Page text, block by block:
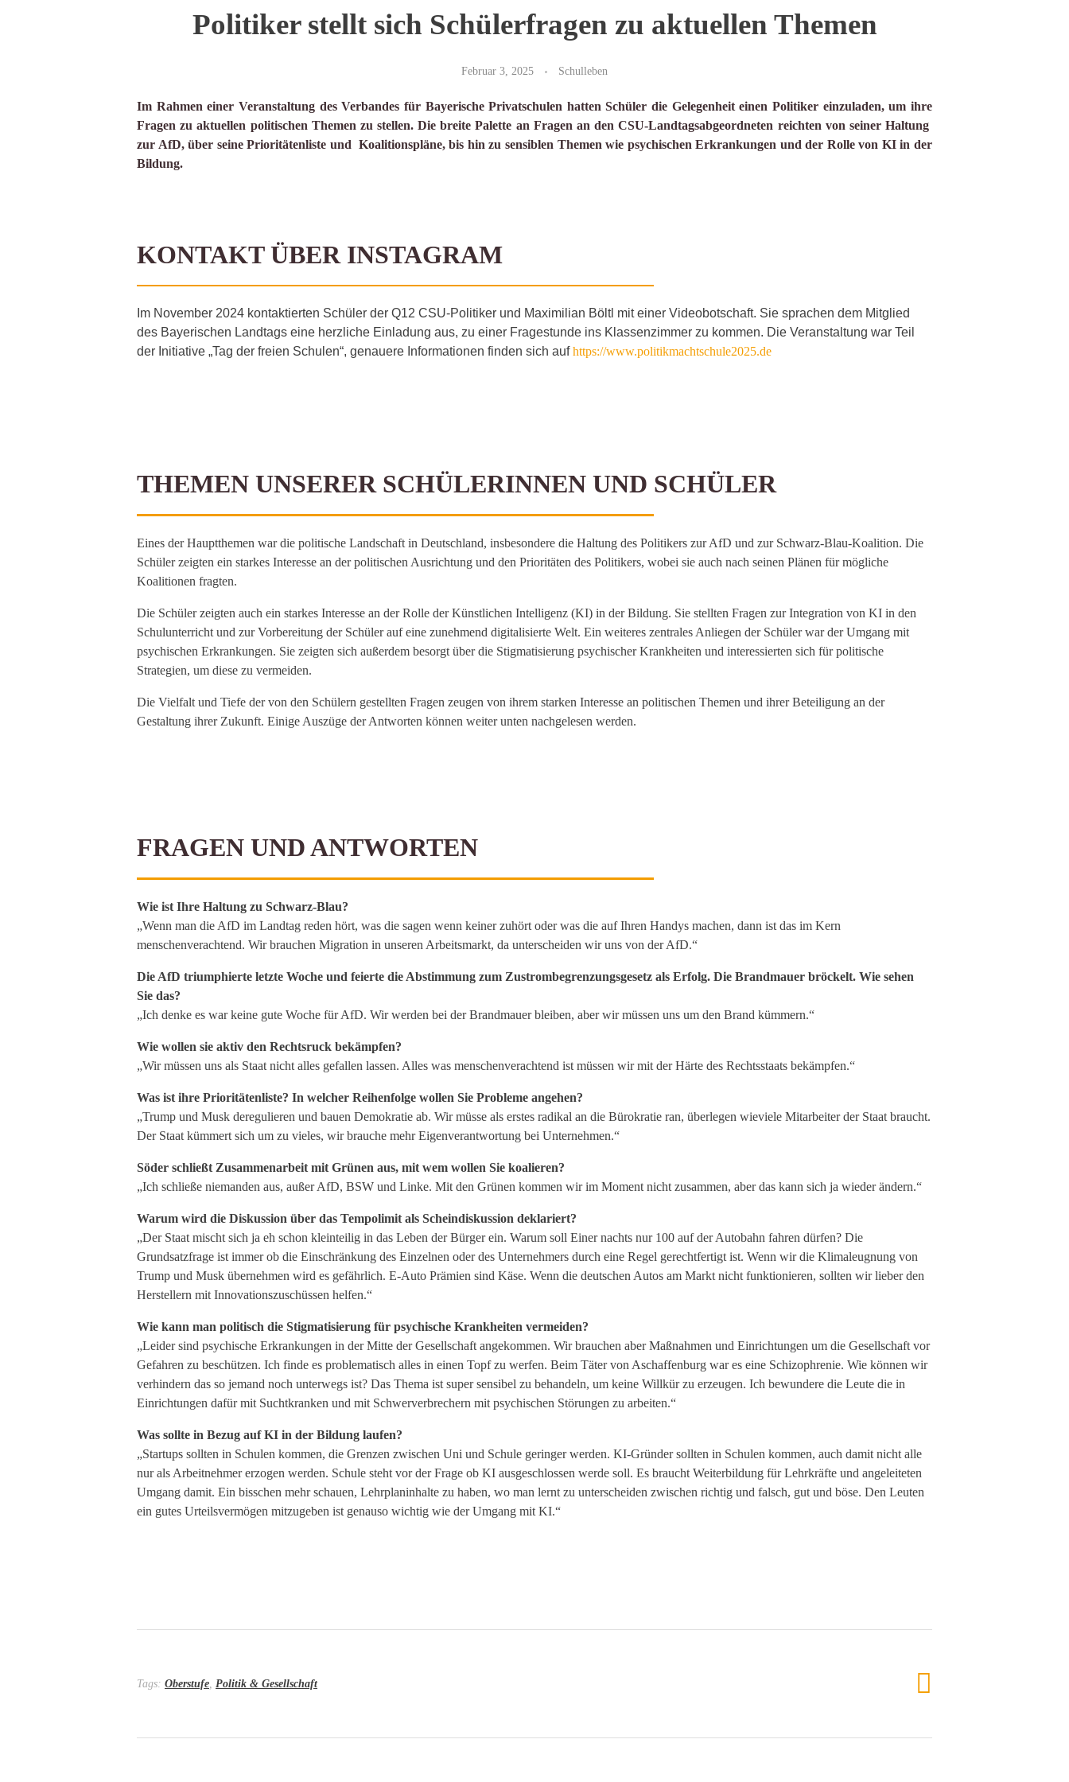
Politiker stellt sich Schülerfragen zu aktuellen Themen
Februar 3, 2025 Schulleben
Im Rahmen einer Veranstaltung des Verbandes für Bayerische Privatschulen hatten Schüler die Gelegenheit einen Politiker einzuladen, um ihre
Fragen zu aktuellen politischen Themen zu stellen. Die breite Palette an Fragen an den CSU-Landtagsabgeordneten reichten von seiner Haltung
zur AfD, über seine Prioritätenliste und Koalitionspläne, bis hin zu sensiblen Themen wie psychischen Erkrankungen und der Rolle von KI in der
Bildung.
KONTAKT ÜBER INSTAGRAM
Im November 2024 kontaktierten Schüler der Q12 CSU-Politiker und Maximilian Böltl mit einer Videobotschaft. Sie sprachen dem Mitglied
des Bayerischen Landtags eine herzliche Einladung aus, zu einer Fragestunde ins Klassenzimmer zu kommen. Die Veranstaltung war Teil
der Initiative „Tag der freien Schulen“, genauere Informationen finden sich aufhttps://www.politikmachtschule2025.de
THEMEN UNSERER SCHÜLERINNEN UND SCHÜLER
Eines der Hauptthemen war die politische Landschaft in Deutschland, insbesondere die Haltung des Politikers zur AfD und zur Schwarz-Blau-Koalition. Die
Schüler zeigten ein starkes Interesse an der politischen Ausrichtung und den Prioritäten des Politikers, wobei sie auch nach seinen Plänen für mögliche
Koalitionen fragten.
Die Schüler zeigten auch ein starkes Interesse an der Rolle der Künstlichen Intelligenz (KI) in der Bildung. Sie stellten Fragen zur Integration von KI in den
Schulunterricht und zur Vorbereitung der Schüler auf eine zunehmend digitalisierte Welt. Ein weiteres zentrales Anliegen der Schüler war der Umgang mit
psychischen Erkrankungen. Sie zeigten sich außerdem besorgt über die Stigmatisierung psychischer Krankheiten und interessierten sich für politische
Strategien, um diese zu vermeiden.
Die Vielfalt und Tiefe der von den Schülern gestellten Fragen zeugen von ihrem starken Interesse an politischen Themen und ihrer Beteiligung an der
Gestaltung ihrer Zukunft. Einige Auszüge der Antworten können weiter unten nachgelesen werden.
FRAGEN UND ANTWORTEN
Wie ist Ihre Haltung zu Schwarz-Blau?
„Wenn man die AfD im Landtag reden hört, was die sagen wenn keiner zuhört oder was die auf Ihren Handys machen, dann ist das im Kern
menschenverachtend. Wir brauchen Migration in unseren Arbeitsmarkt, da unterscheiden wir uns von der AfD.“
Die AfD triumphierte letzte Woche und feierte die Abstimmung zum Zustrombegrenzungsgesetz als Erfolg. Die Brandmauer bröckelt. Wie sehen
Sie das?
„Ich denke es war keine gute Woche für AfD. Wir werden bei der Brandmauer bleiben, aber wir müssen uns um den Brand kümmern.“
Wie wollen sie aktiv den Rechtsruck bekämpfen?
„Wir müssen uns als Staat nicht alles gefallen lassen. Alles was menschenverachtend ist müssen wir mit der Härte des Rechtsstaats bekämpfen.“
Was ist ihre Prioritätenliste? In welcher Reihenfolge wollen Sie Probleme angehen?
„Trump und Musk deregulieren und bauen Demokratie ab. Wir müsse als erstes radikal an die Bürokratie ran, überlegen wieviele Mitarbeiter der Staat braucht.
Der Staat kümmert sich um zu vieles, wir brauche mehr Eigenverantwortung bei Unternehmen.“
Söder schließt Zusammenarbeit mit Grünen aus, mit wem wollen Sie koalieren?
„Ich schließe niemanden aus, außer AfD, BSW und Linke. Mit den Grünen kommen wir im Moment nicht zusammen, aber das kann sich ja wieder ändern.“
Warum wird die Diskussion über das Tempolimit als Scheindiskussion deklariert?
„Der Staat mischt sich ja eh schon kleinteilig in das Leben der Bürger ein. Warum soll Einer nachts nur 100 auf der Autobahn fahren dürfen? Die
Grundsatzfrage ist immer ob die Einschränkung des Einzelnen oder des Unternehmers durch eine Regel gerechtfertigt ist. Wenn wir die Klimaleugnung von
Trump und Musk übernehmen wird es gefährlich. E-Auto Prämien sind Käse. Wenn die deutschen Autos am Markt nicht funktionieren, sollten wir lieber den
Herstellern mit Innovationszuschüssen helfen.“
Wie kann man politisch die Stigmatisierung für psychische Krankheiten vermeiden?
„Leider sind psychische Erkrankungen in der Mitte der Gesellschaft angekommen. Wir brauchen aber Maßnahmen und Einrichtungen um die Gesellschaft vor
Gefahren zu beschützen. Ich finde es problematisch alles in einen Topf zu werfen. Beim Täter von Aschaffenburg war es eine Schizophrenie. Wie können wir
verhindern das so jemand noch unterwegs ist? Das Thema ist super sensibel zu behandeln, um keine Willkür zu erzeugen. Ich bewundere die Leute die in
Einrichtungen dafür mit Suchtkranken und mit Schwerverbrechern mit psychischen Störungen zu arbeiten.“
Was sollte in Bezug auf KI in der Bildung laufen?
„Startups sollten in Schulen kommen, die Grenzen zwischen Uni und Schule geringer werden. KI-Gründer sollten in Schulen kommen, auch damit nicht alle
nur als Arbeitnehmer erzogen werden. Schule steht vor der Frage ob KI ausgeschlossen werde soll. Es braucht Weiterbildung für Lehrkräfte und angeleiteten
Umgang damit. Ein bisschen mehr schauen, Lehrplaninhalte zu haben, wo man lernt zu unterscheiden zwischen richtig und falsch, gut und böse. Den Leuten
ein gutes Urteilsvermögen mitzugeben ist genauso wichtig wie der Umgang mit KI.“
Tags: Oberstufe Politik & Gesellschaft